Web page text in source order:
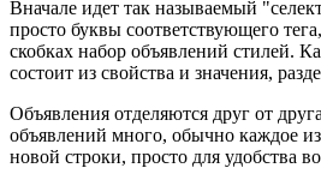
Вначале идет так называемый
просто буквы соответствующего
скобках набор объявлений стилей.
состоит из свойства и значения,
Объявления отделяются друг от
объявлений много, обычно каждое
новой строки, просто для удобства